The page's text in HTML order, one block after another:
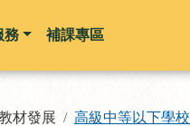
務 補課專區
材發展 高級中等以下學校